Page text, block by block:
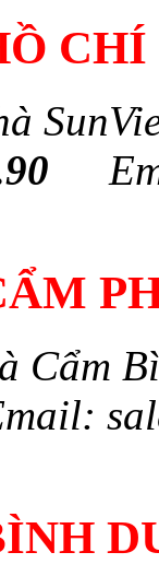
Cẩm